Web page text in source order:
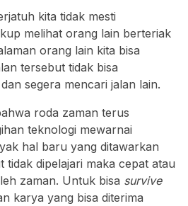
kita tidak mesti
melihat orang lain berteriak
orang lain kita bisa
tersebut tidak bisa
segera mencari jalan lain.
roda zaman terus
teknologi mewarnai
hal baru yang ditawarkan
tidak dipelajari maka cepat atau
zaman. Untuk bisa survive
karya yang bisa diterima